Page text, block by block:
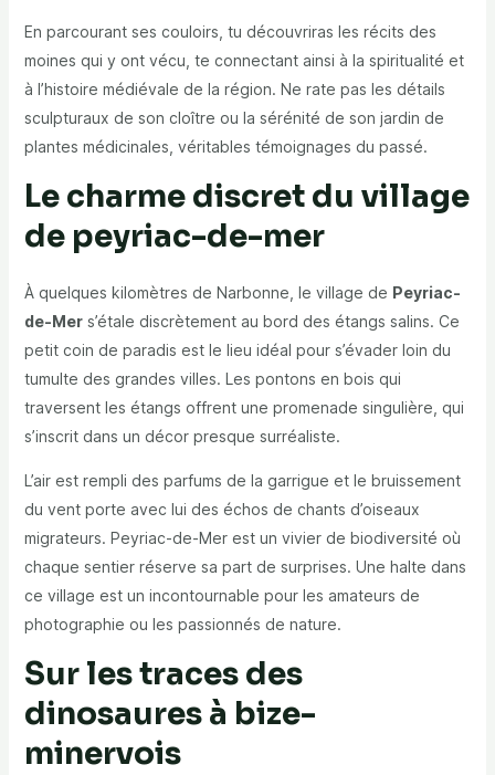
En parcourant ses couloirs, tu découvriras les récits des
moines qui y ont vécu, te connectant ainsi à la spiritualité et
à l’histoire médiévale de la région. Ne rate pas les détails
sculpturaux de son cloître ou la sérénité de son jardin de
plantes médicinales, véritables témoignages du passé.
Le charme discret du village
de peyriac-de-mer
À quelques kilomètres de Narbonne, le village de Peyriac-
de-Mers’étale discrètement au bord des étangs salins. Ce
petit coin de paradis est le lieu idéal pour s’évader loin du
tumulte des grandes villes. Les pontons en bois qui
traversent les étangs offrent une promenade singulière, qui
s’inscrit dans un décor presque surréaliste.
L’air est rempli des parfums de la garrigue et le bruissement
du vent porte avec lui des échos de chants d’oiseaux
migrateurs. Peyriac-de-Mer est un vivier de biodiversité où
chaque sentier réserve sa part de surprises. Une halte dans
ce village est un incontournable pour les amateurs de
photographie ou les passionnés de nature.
Sur les traces des
dinosaures à bize-
minervois